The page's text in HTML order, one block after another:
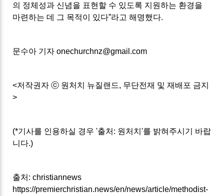
의 정체성과 신념을 표현할 수 있도록 지원하는 환경을
마련하는 데 그 목적이 있다”라고 해명했다.
문수아 기자 onechurchnz@gmail.com
<저작권자 ⓒ 원처치 뉴질랜드, 무단전재 및 재배포 금지
>
(*기사를 인용하실 경우 '출처: 원처치'를 밝혀주시기 바랍
니다.)
출처: christiannews
https://premierchristian.news/en/news/article/methodist-